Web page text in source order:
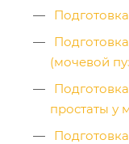
(мочевой
простаты у